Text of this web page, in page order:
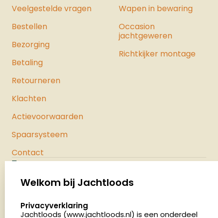
de maximale kracht uit het pistool
haalt. Bekijk hier ons hele assortiment
luchtpistolen.
Veelgestelde vragen
Bestellen
Bezorging
Betaling
Retourneren
Klachten
Actievoorwaarden
Spaarsysteem
Contact
Wapen in bewaring
Occasion
jachtgeweren
Richtkijker montage
Palenrij 1
Nederland
Welkom bij Jachtloods
select language
Privacyverklaring
Jachtloods (www.jachtloods.nl) is een onderdeel